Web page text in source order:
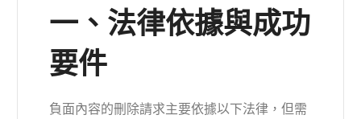
一、法律依據與成功
要件
負面內容的刪除請求主要依據以下法律，但需